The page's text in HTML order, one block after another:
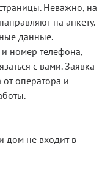
Неважно, на
на анкету.
данные.
номер телефона,
с вами. Заявка
от оператора и
дом не входит в